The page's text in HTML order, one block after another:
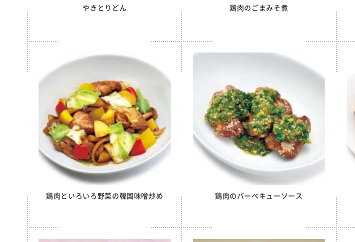
スクールチーズフォンデュサンドコロッケ
全学栄 かぼちゃチーズフライ
【只今休売中】全学栄 黒豆さつま
ほぐしささみ（水煮）
美ら海育ちもずく
【只今休売中】青大豆ペースト
白花豆&白いんげん豆ペースト
スクールがんもどき（Ca・Fe）
スクール糸かまぼこ
スクールちくわ
やきとりどん 鶏肉のごまみそ煮
鶏肉といろいろ野菜の韓国味噌炒め 鶏肉のバーベキューソース